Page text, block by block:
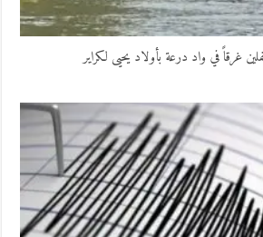
غرقاً في واد درعة بأولاد يحيى لكراير